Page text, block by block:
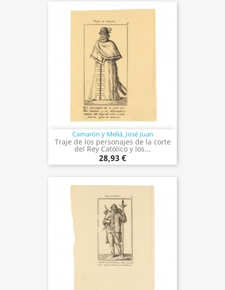
Camarón y Meliá, José Juan
Traje de los personajes de la corte
del Rey Católico y los...
28,93 €